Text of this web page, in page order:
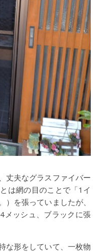
は網の目のことで「1イ
を張っていましたが、
メッシュ、ブラックに張
な形をしていて、一枚物